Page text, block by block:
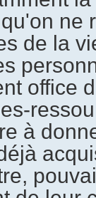
ne
de la
office
à